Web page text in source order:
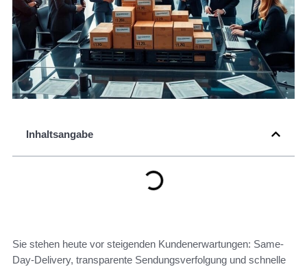
Inhaltsangabe
Sie stehen heute vor steigenden Kundenerwartungen: Same-
Day-Delivery, transparente Sendungsverfolgung und schnelle